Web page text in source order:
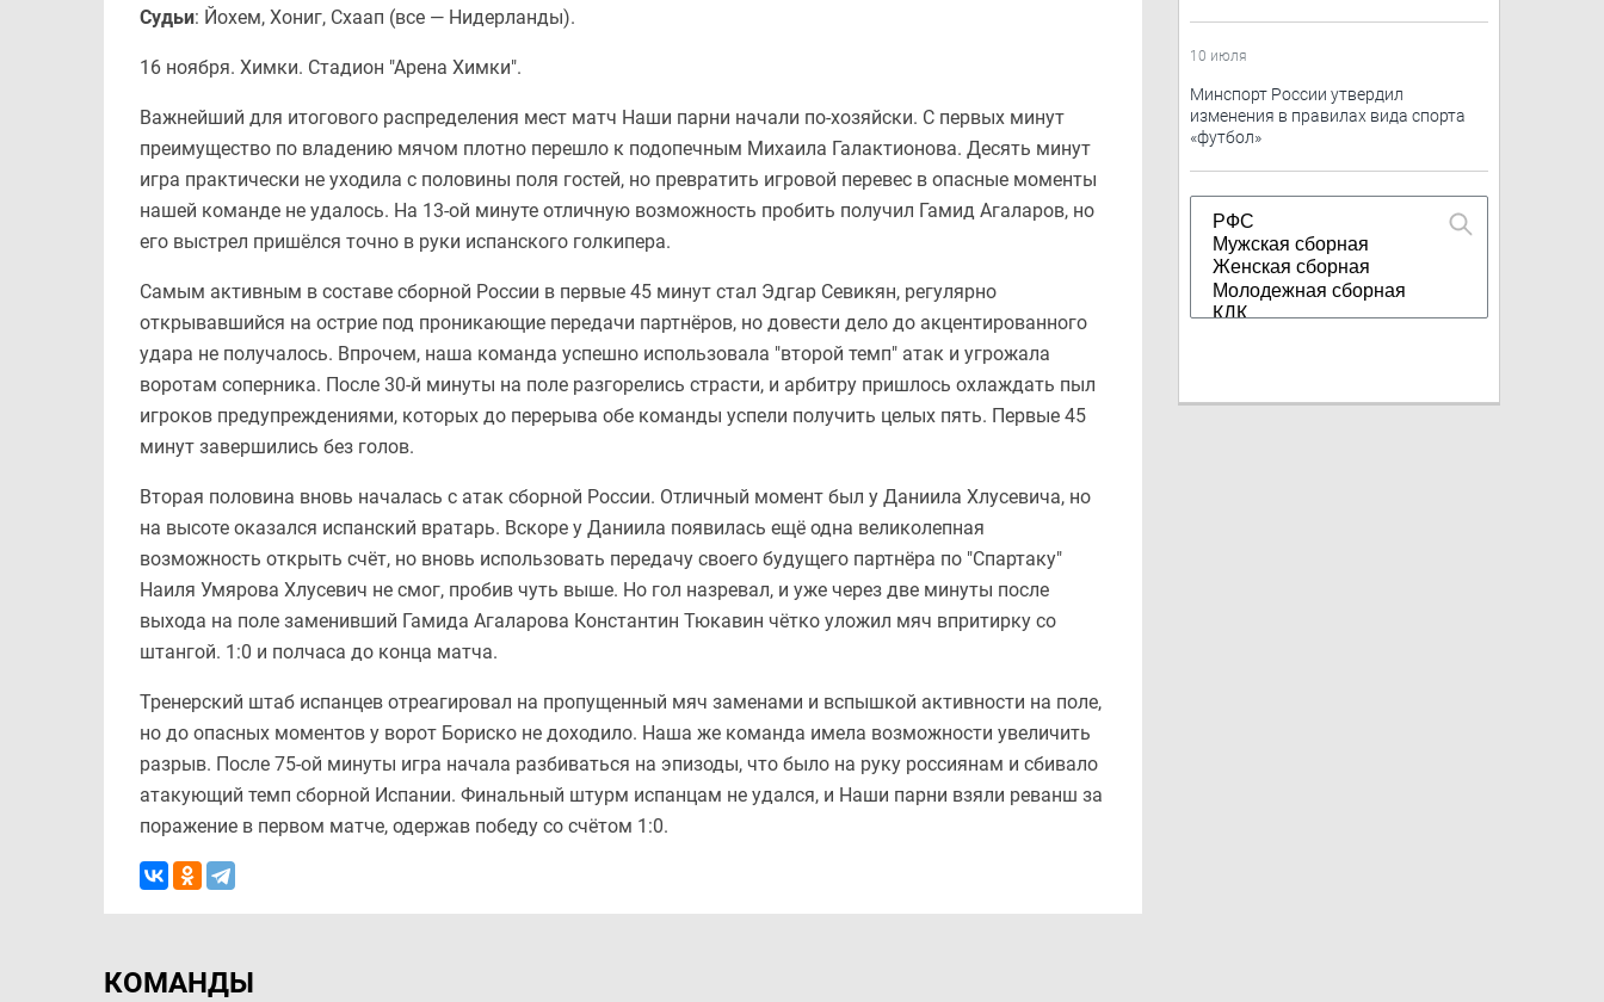
Судьи: Йохем, Хониг, Схаап (все — Нидерланды).
16 ноября. Химки. Стадион "Арена Химки".
Важнейший для итогового распределения мест матч Наши парни начали по-хозяйски. С первых минут
преимущество по владению мячом плотно перешло к подопечным Михаила Галактионова. Десять минут
игра практически не уходила с половины поля гостей, но превратить игровой перевес в опасные моменты
нашей команде не удалось. На 13-ой минуте отличную возможность пробить получил Гамид Агаларов, но
его выстрел пришёлся точно в руки испанского голкипера.
Самым активным в составе сборной России в первые 45 минут стал Эдгар Севикян, регулярно
открывавшийся на острие под проникающие передачи партнёров, но довести дело до акцентированного
удара не получалось. Впрочем, наша команда успешно использовала "второй темп" атак и угрожала
воротам соперника. После 30-й минуты на поле разгорелись страсти, и арбитру пришлось охлаждать пыл
игроков предупреждениями, которых до перерыва обе команды успели получить целых пять. Первые 45
минут завершились без голов.
Вторая половина вновь началась с атак сборной России. Отличный момент был у Даниила Хлусевича, но
на высоте оказался испанский вратарь. Вскоре у Даниила появилась ещё одна великолепная
возможность открыть счёт, но вновь использовать передачу своего будущего партнёра по "Спартаку"
Наиля Умярова Хлусевич не смог, пробив чуть выше. Но гол назревал, и уже через две минуты после
выхода на поле заменивший Гамида Агаларова Константин Тюкавин чётко уложил мяч впритирку со
штангой. 1:0 и полчаса до конца матча.
Тренерский штаб испанцев отреагировал на пропущенный мяч заменами и вспышкой активности на поле,
но до опасных моментов у ворот Бориско не доходило. Наша же команда имела возможности увеличить
разрыв. После 75-ой минуты игра начала разбиваться на эпизоды, что было на руку россиянам и сбивало
атакующий темп сборной Испании. Финальный штурм испанцам не удался, и Наши парни взяли реванш за
поражение в первом матче, одержав победу со счётом 1:0.
КОМАНДЫ
10 июля
Минспорт России утвердил
изменения в правилах вида спорта
«футбол»